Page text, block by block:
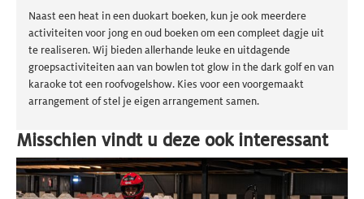
Naast een heat in een duokart boeken, kun je ook meerdere
activiteiten voor jong en oud boeken om een compleet dagje uit
te realiseren. Wij bieden allerhande leuke en uitdagende
groepsactiviteiten aan van bowlen tot glow in the dark golf en van
karaoke tot een roofvogelshow. Kies voor een voorgemaakt
arrangement of stel je eigen arrangement samen.
Misschien vindt u deze ook interessant